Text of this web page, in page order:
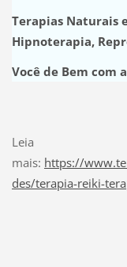
Terapias Naturais
Hipnoterapia,
Você de Bem com
Leia
mais: https://
des/terapia-reiki-